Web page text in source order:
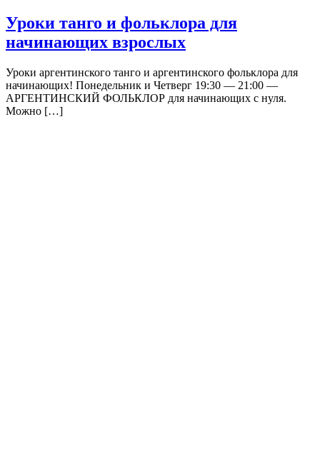
Уроки танго и фольклора для
начинающих взрослых
Уроки аргентинского танго и аргентинского фольклора для
начинающих! Понедельник и Четверг 19:30 — 21:00 —
АРГЕНТИНСКИЙ ФОЛЬКЛОР для начинающих с нуля.
Можно […]